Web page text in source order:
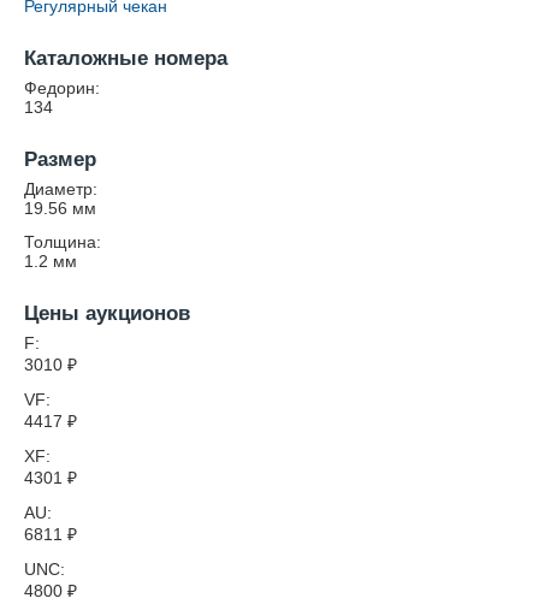
Регулярный чекан
Каталожные номера
Федорин:
134
Размер
Диаметр:
19.56 мм
Толщина:
1.2 мм
Цены аукционов
F:
3010 ₽
VF:
4417 ₽
XF:
4301 ₽
AU:
6811 ₽
UNC:
4800 ₽